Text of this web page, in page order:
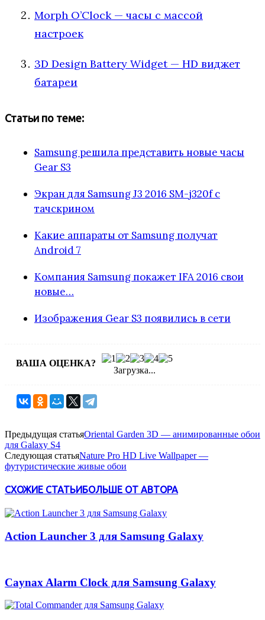
Morph O’Clock — часы с массой
настроек
3D Design Battery Widget — HD виджет
батареи
Статьи по теме:
Samsung решила представить новые часы
Gear S3
Экран для Samsung J3 2016 SM-j320f с
тачскрином
Какие аппараты от Samsung получат
Android 7
Компания Samsung покажет IFA 2016 свои
новые…
Изображения Gear S3 появились в сети
ВАША ОЦЕНКА?
Загрузка...
Предыдущая статьяOriental Garden 3D — анимированные обои
для Galaxy S4
Следующая статьяNature Pro HD Live Wallpaper —
футуристические живые обои
СХОЖИЕ СТАТЬИБОЛЬШЕ ОТ АВТОРА
Action Launcher 3 для Samsung Galaxy
Caynax Alarm Clock для Samsung Galaxy